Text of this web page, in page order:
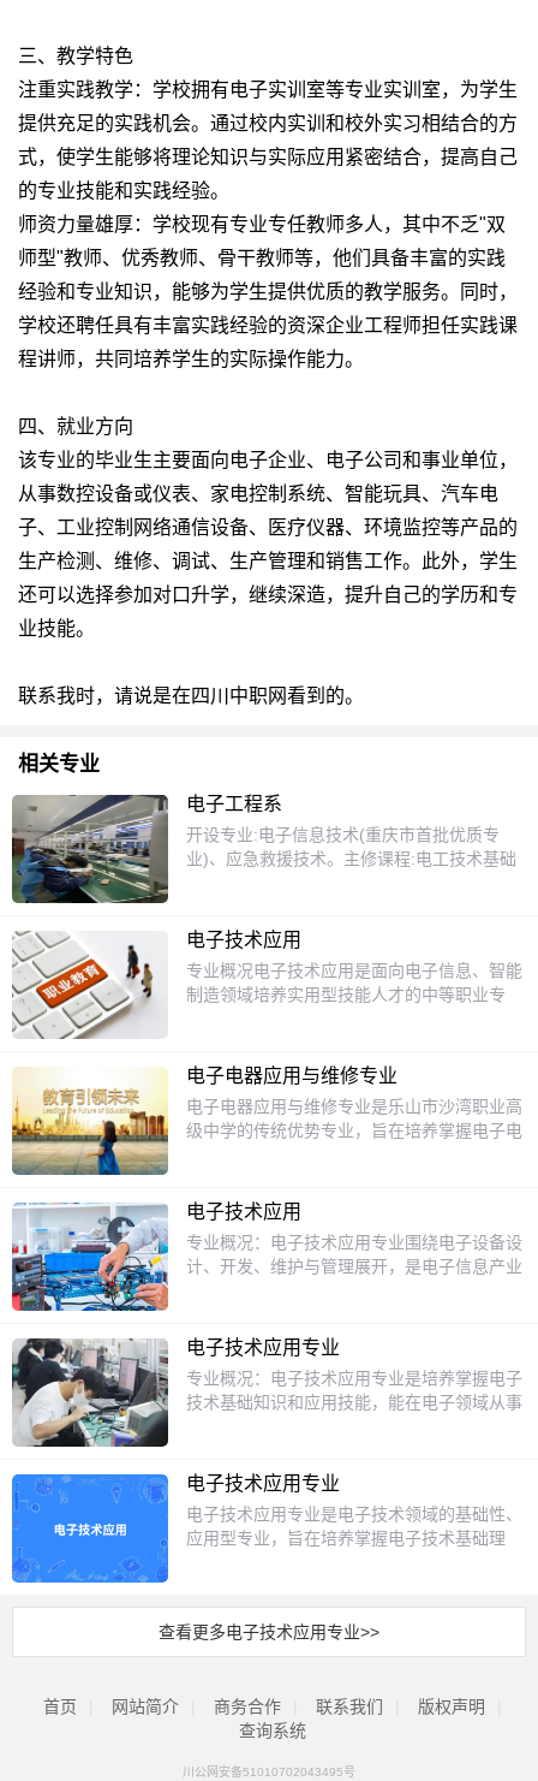
三、教学特色
注重实践教学：学校拥有电子实训室等专业实训室，为学生
提供充足的实践机会。通过校内实训和校外实习相结合的方
式，使学生能够将理论知识与实际应用紧密结合，提高自己
的专业技能和实践经验。
师资力量雄厚：学校现有专业专任教师多人，其中不乏"双
师型"教师、优秀教师、骨干教师等，他们具备丰富的实践
经验和专业知识，能够为学生提供优质的教学服务。同时，
学校还聘任具有丰富实践经验的资深企业工程师担任实践课
程讲师，共同培养学生的实际操作能力。
四、就业方向
该专业的毕业生主要面向电子企业、电子公司和事业单位，
从事数控设备或仪表、家电控制系统、智能玩具、汽车电
子、工业控制网络通信设备、医疗仪器、环境监控等产品的
生产检测、维修、调试、生产管理和销售工作。此外，学生
还可以选择参加对口升学，继续深造，提升自己的学历和专
业技能。
联系我时，请说是在四川中职网看到的。
相关专业
电子工程系
开设专业:电子信息技术(重庆市首批优质专
业)、应急救援技术。主修课程:电工技术基础
CAD、集成电路开发与测试、机械识图与
CAD、电气控制与FPLC(技术、液压与气压传
动、应急预案与演练、突发事件应急处置、应
急救援指挥等。获得荣誉:学生参加国家级技
的多本专业教材已结集出版并在全国公开发
行，学校组织开发的数十款技能高考实训电路
套件远销全国，深受客户好评。就业行业与单
机构等。紧密合作企业有华为科技、海尔电器
集团、格力空调、中芯国际、迅达电梯有限公
司、康力电梯有限公司、应急管理局、专业应
电子技术应用
专业概况电子技术应用是面向电子信息、智能
制造领域培养实用型技能人才的中等职业专
生的动手实操能力，兼顾就业与升学发展需
求，是中职阶段兼具实用性与发展性的热门工
科专业，适合想要掌握专业技能、规划长期职
业发展的年轻学习者就读。课程设置本专业课
语、思想政治等科目，满足后续升学对文化成
绩的要求；专业基础课开设电工基础、电子线
路、电子测量技术、单片机基础、电工电子安
程实训等，依托校内实训实验室和校外企业实
习点位开展教学，学生在校可考取电子设备装
接工、低压电工等国家职业技能等级证书。招
能产品制作调试感兴趣，无论想要毕业后直接
试提升学历，只要达到当地中职学校录取要
求，均可报考本专业。升学方向本专业学生毕
子信息工程技术、应用电子技术、微电子技
术、智能控制技术、物联网应用技术、机电一
育、微电子科学与工程、智能制造工程、物联
网工程等，升学路径通畅，不少优质公办院校
都对口中职电子技术应用专业投放招生计划，
电子电器应用与维修专业
电子电器应用与维修专业是乐山市沙湾职业高
级中学的传统优势专业，旨在培养掌握电子电
基础、电子测量技术、电子设备维修技术、家
电维修技术、单片机技术等多个方面，注重培
养学生的实践操作能力和解决问题的能力。学
校拥有完善的电子电器实训室，配备各种电子
握电子电器设备的安装、调试、维修等技能。
此外，学校还与多家电子电器企业建立合作关
系，为学生提供实习和就业渠道，毕业生可在
电子技术应用
专业概况：电子技术应用专业围绕电子设备设
计、开发、维护与管理展开，是电子信息产业
技术深度融合。培养目标：培养掌握电子技术
基础、电路设计、嵌入式系统开发及设备维护
能力的技术型人才，能够胜任电子设备研发、
生产管理、技术支持及质量检测等工作。课程
器技术、PCB设计、嵌入式系统开发、电子设
备维修技术等。实践环节涵盖电子元器件检
测、电路焊接、智能产品开发（如智能家居设
事电子产品销售、技术支持及售后服务；也可
覆盖长三角、珠三角等电子产业集聚区。
电子技术应用专业
专业概况：电子技术应用专业是培养掌握电子
技术基础知识和应用技能，能在电子领域从事
具备电子技术基础知识和应用技能，能在电子
领域从事电子产品设计、开发、应用、维护、
销售及技术支持等工作的高素质技术人才。课
程设置：包括电路分析、电子技术、信号与系
业、计算机企业等从事电子产品设计、开发、
电子技术应用专业
电子技术应用专业是电子技术领域的基础性、
应用型专业，旨在培养掌握电子技术基础理
电子信息产业需求，广泛应用于通信、家电、
工业控制、智能设备等领域，是推动数字化转
型的关键专业之一。一、专业定位：服务电子
核心领域，培养具备以下能力的人才：基础能
力：掌握电路分析、模拟电子技术、数字电子
查看更多电子技术应用专业>>
首页 网站简介 商务合作 联系我们 版权声明
查询系统
川公网安备51010702043495号